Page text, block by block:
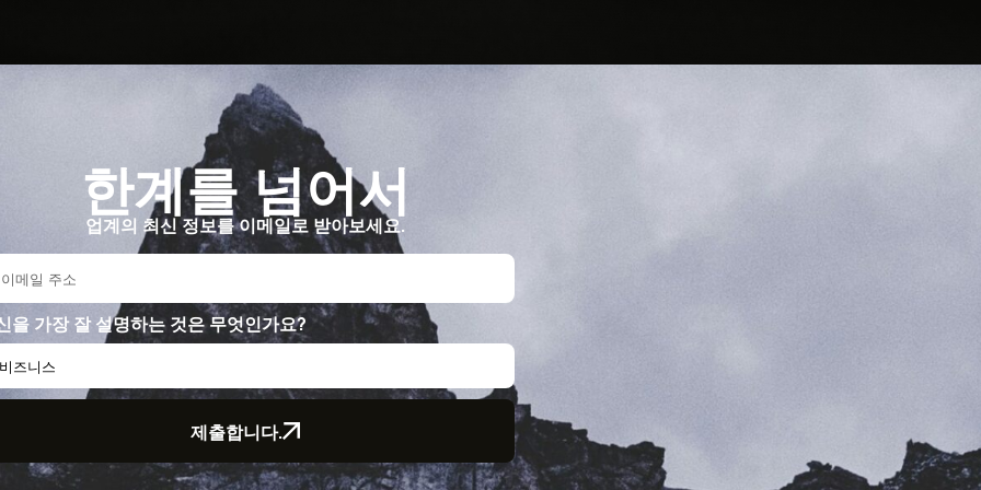
한계를 넘어서
업계의 최신 정보를 이메일로 받아보세요.
을 가장 잘 설명하는 것은 무엇인가요?
제출합니다.